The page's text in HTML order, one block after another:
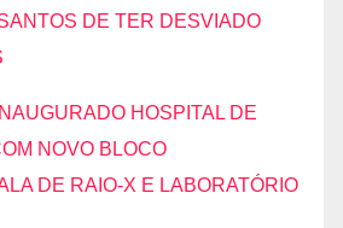
DE TER DESVIADO
INAUGURADO HOSPITAL DE
NOVO BLOCO
DE RAIO-X E LABORATÓRIO